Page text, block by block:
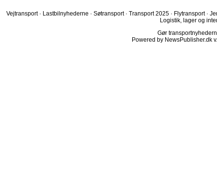
Vejtransport · Lastbilnyhederne · Søtransport · Transport 2025 · Flytransport ·
Logistik, lager og
Gør
Powered by NewsPublisher.dk